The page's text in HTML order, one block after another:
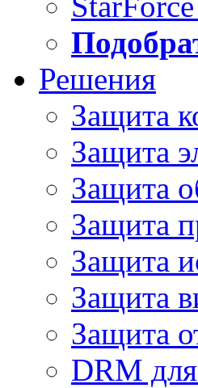
Решения
Защита
Защита
Защита
Защита
Защита
Защита
Защита
DRM